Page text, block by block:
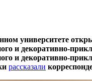
университете
и декоративно-
и декоративно-
рассказали